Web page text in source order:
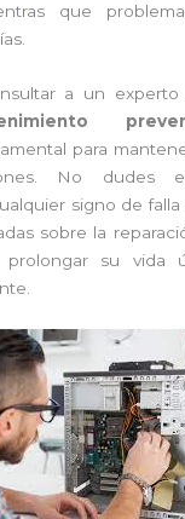
que
a un experto
para
No dudes
signo de falla
sobre la
su vida